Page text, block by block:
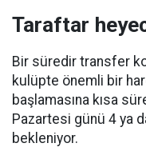
Taraftar
Bir süredir transfer
kulüpte önemli bir
başlamasına kısa
Pazartesi günü 4 ya
bekleniyor.